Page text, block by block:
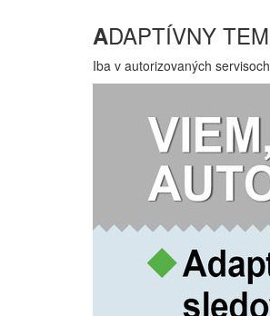
ADAPTÍVNY
Iba v autorizovaných